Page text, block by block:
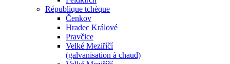
République tchèque
Čenkov
Hradec Králové
Pravčice
Velké Meziříčí
(galvanisation à chaud)